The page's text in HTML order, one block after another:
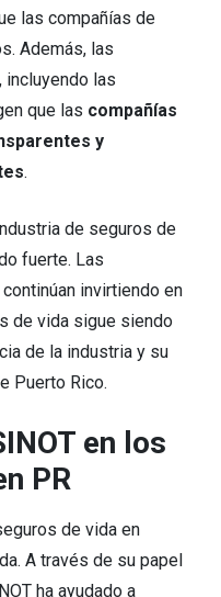
las compañías de
Además, las
incluyendo las
que las compañías
y
.
de seguros de
fuerte. Las
invirtiendo en
de vida sigue siendo
de la industria y su
Puerto Rico.
en los
PR
de vida en
A través de su papel
ha ayudado a